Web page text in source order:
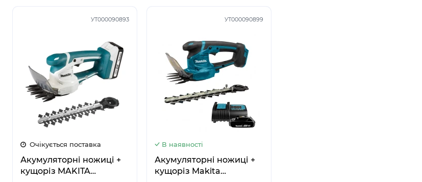
УТ000090893
Очікується поставка
Акумуляторні ножиці +
кущоріз MAKITA
УТ000090899
В наявності
Акумуляторні ножиці +
кущоріз Makita